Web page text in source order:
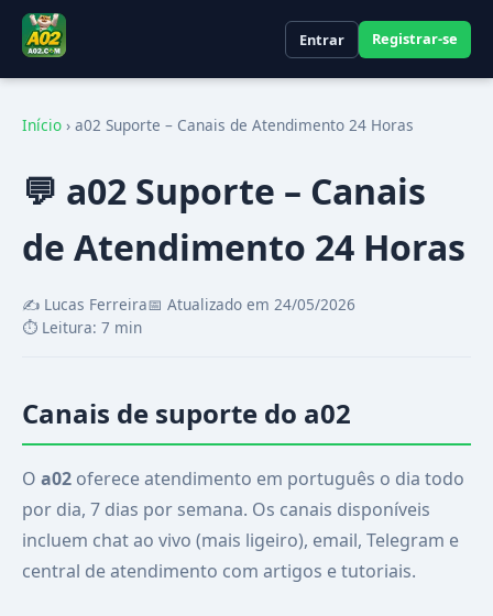
Entrar Registrar-se
Início › a02 Suporte – Canais de Atendimento 24 Horas
💬 a02 Suporte – Canais
de Atendimento 24 Horas
✍️ Lucas Ferreira📅 Atualizado em 24/05/2026
⏱️ Leitura: 7 min
Canais de suporte do a02
O a02 oferece atendimento em português o dia todo
por dia, 7 dias por semana. Os canais disponíveis
incluem chat ao vivo (mais ligeiro), email, Telegram e
central de atendimento com artigos e tutoriais.